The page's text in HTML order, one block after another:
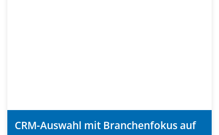
CRM-Auswahl mit Branchenfokus auf